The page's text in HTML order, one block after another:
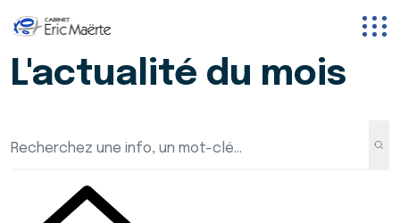
L'actualité du mois